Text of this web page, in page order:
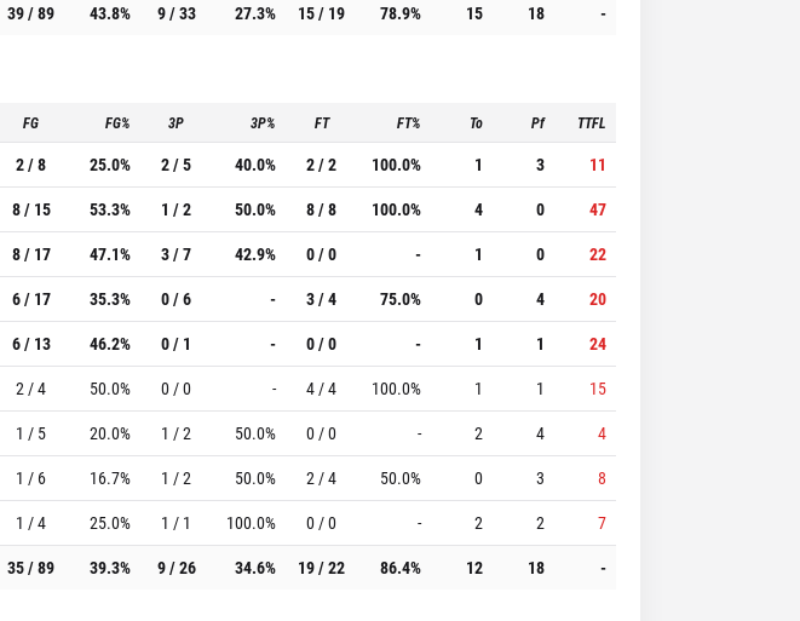
39 / 89 43.8% 9 / 33 27.3% 15 / 19 78.9% 15 18 -
FG FG% 3P 3P% FT FT% To Pf TTFL
2 / 8 25.0% 2 / 5 40.0% 2 / 2 100.0% 1 3
11
8 / 15 53.3% 1 / 2 50.0% 8 / 8 100.0% 4 0
47
8 / 17 47.1% 3 / 7 42.9% 0 / 0 - 1 0
22
6 / 17 35.3% 0 / 6 - 3 / 4 75.0% 0 4
20
6 / 13 46.2% 0 / 1 - 0 / 0 - 1 1
24
2 / 4 50.0% 0 / 0 - 4 / 4 100.0% 1 1
15
1 / 5 20.0% 1 / 2 50.0% 0 / 0 - 2 4
4
1 / 6 16.7% 1 / 2 50.0% 2 / 4 50.0% 0 3
8
1 / 4 25.0% 1 / 1 100.0% 0 / 0 - 2 2
7
35 / 89 39.3% 9 / 26 34.6% 19 / 22 86.4% 12 18 -